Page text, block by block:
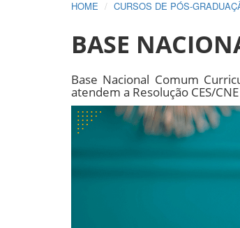
HOME CURSOS DE PÓS-
BASE
Base Nacional Comum
atendem a Resolução CES/